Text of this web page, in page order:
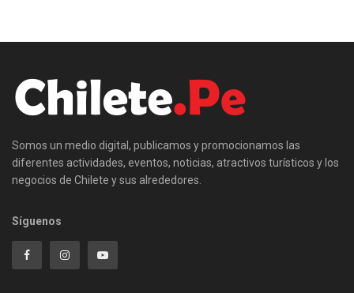
Somos un medio digital, publicamos y promocionamos las
diferentes actividades, eventos, noticias, atractivos turísticos y los
negocios de Chilete y sus alrededores.
Síguenos